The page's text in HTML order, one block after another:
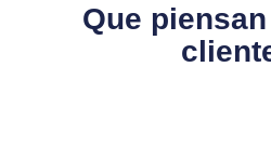
Que